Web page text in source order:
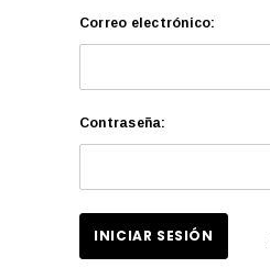
Correo electrónico:
Contraseña: